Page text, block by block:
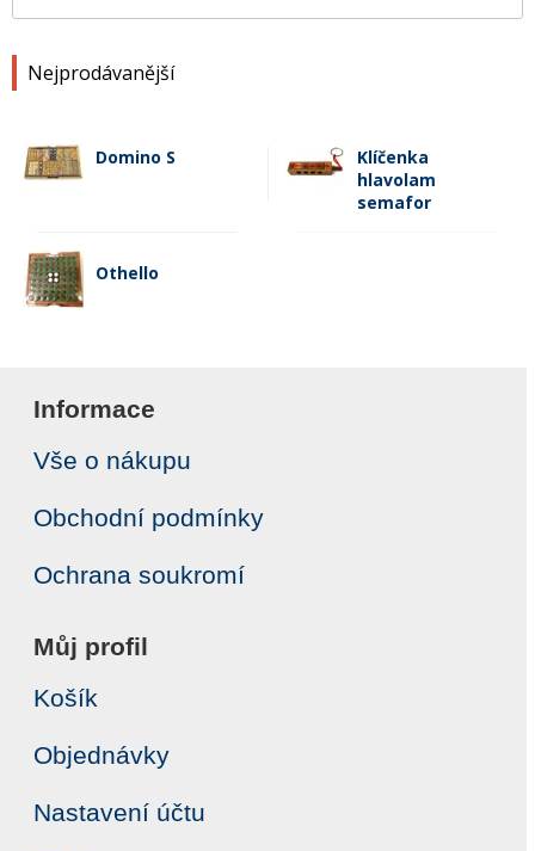
Nejprodávanější
Domino S
Klíčenka
hlavolam
semafor
Othello
Informace
Vše o nákupu
Obchodní podmínky
Ochrana soukromí
Můj profil
Košík
Objednávky
Nastavení účtu